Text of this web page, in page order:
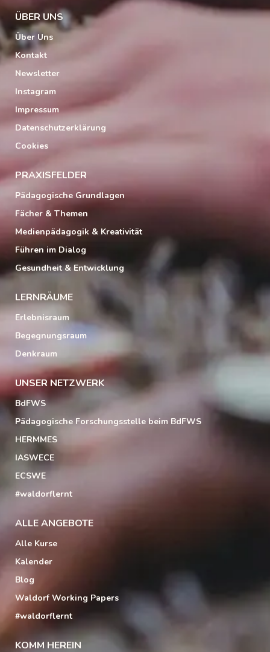
ÜBER UNS
Über Uns
Kontakt
Newsletter
Instagram
Impressum
Datenschutzerklärung
Cookies
PRAXISFELDER
Pädagogische Grundlagen
Fächer & Themen
Medienpädagogik & Kreativität
Führen im Dialog
Gesundheit & Entwicklung
LERNRÄUME
Erlebnisraum
Begegnungsraum
Denkraum
UNSER NETZWERK
BdFWS
Pädagogische Forschungsstelle beim BdFWS
HERMMES
IASWECE
ECSWE
#waldorflernt
ALLE ANGEBOTE
Alle Kurse
Kalender
Blog
Waldorf Working Papers
#waldorflernt
KOMM HEREIN